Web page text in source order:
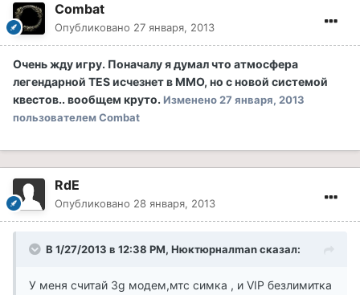
Combat
Опубликовано 27 января, 2013
Очень жду игру. Поначалу я думал что атмосфера
легендарной TES исчезнет в ММО, но с новой системой
квестов.. вообщем круто. Изменено27 января, 2013
пользователем Combat
RdE
Опубликовано 28 января, 2013
В 1/27/2013 в 12:38 PM, Нюктюрналman сказал:
У меня считай 3g модем,мтс симка , и VIP безлимитка